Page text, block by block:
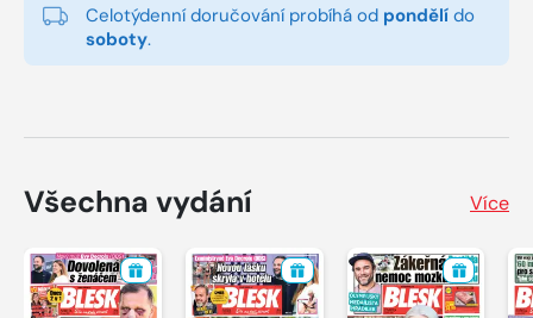
Celotýdenní doručování probíhá od pondělí do
soboty.
Všechna vydání Více